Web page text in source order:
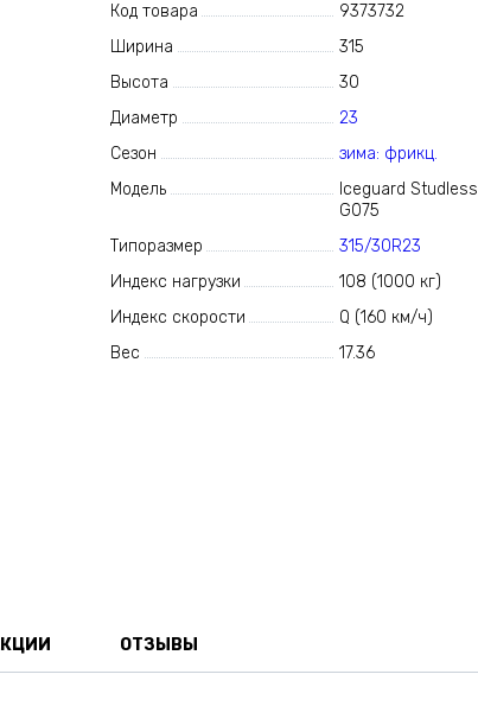
Код товара
9373732
Ширина
315
Высота
30
Диаметр
23
Сезон
зима: фрикц.
Модель
Iceguard Studless
G075
Типоразмер
315/30R23
Индекс нагрузки
108 (1000 кг)
Индекс скорости
Q (160 км/ч)
Вес
17.36
ОТЗЫВЫ